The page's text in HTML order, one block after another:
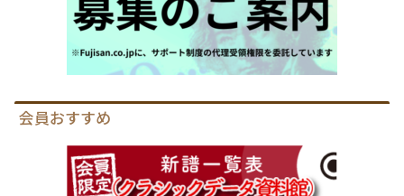
会員おすすめ